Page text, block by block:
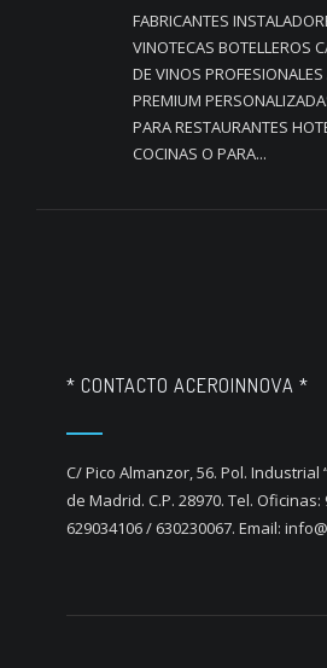
FABRICANTES
VINOTECAS BOTELLEROS
DE VINOS
PREMIUM
PARA RESTAURANTES
COCINAS O PARA...
* CONTACTO ACEROINNOVA *
C/ Pico Almanzor, 56. Pol. Industrial
de Madrid. C.P. 28970. Tel. Oficinas:
629034106 / 630230067. Email: